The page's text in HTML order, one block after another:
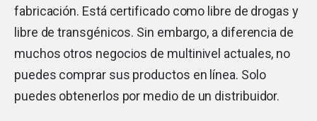
fabricación. Está certificado como libre de drogas y
libre de transgénicos. Sin embargo, a diferencia de
muchos otros negocios de multinivel actuales, no
puedes comprar sus productos en línea. Solo
puedes obtenerlos por medio de un distribuidor.